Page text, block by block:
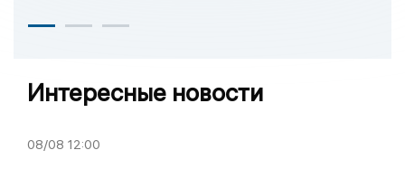
Интересные новости
08/08 12:00